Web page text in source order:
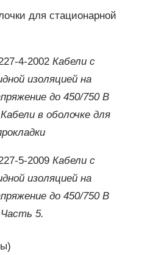
для стационарной
4-2002 Кабели с
изоляцией на
до 450/750 В
в оболочке для
5-2009 Кабели с
изоляцией на
до 450/750 В
5.